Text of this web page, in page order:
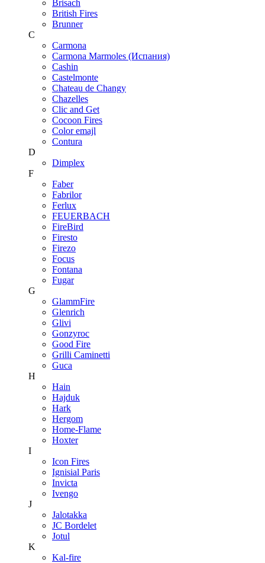
Brisach
British Fires
Brunner
C
Carmona
Carmona Marmoles (Испания)
Cashin
Castelmonte
Chateau de Changy
Chazelles
Clic and Get
Cocoon Fires
Color emajl
Contura
D
Dimplex
F
Faber
Fabrilor
Ferlux
FEUERBACH
FireBird
Firesto
Firezo
Focus
Fontana
Fugar
G
GlammFire
Glenrich
Glivi
Gonzyroc
Good Fire
Grilli Caminetti
Guca
H
Hain
Hajduk
Hark
Hergom
Home-Flame
Hoxter
I
Icon Fires
Ignisial Paris
Invicta
Ivengo
J
Jalotakka
JC Bordelet
Jotul
K
Kal-fire